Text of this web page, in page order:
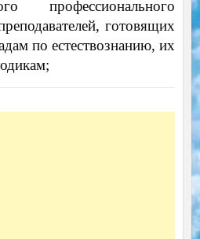
профессионального
готовящих
по естествознанию, их